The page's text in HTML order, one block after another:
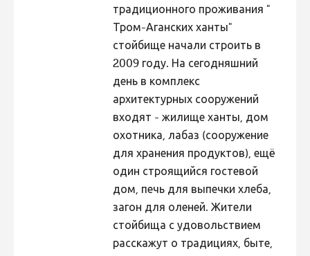
Hiite kuvavõistlus 2012
Hiite kuvavõistlus 2011
Hiite kuvavõistlus 2010
Hiite kuvavõistlus 2008
традиционного проживания "
Тром-Аганских ханты"
стойбище начали строить в
2009 году. На сегодняшний
день в комплекс
архитектурных сооружений
входят - жилище ханты, дом
охотника, лабаз (сооружение
для хранения продуктов), ещё
один строящийся гостевой
дом, печь для выпечки хлеба,
загон для оленей. Жители
стойбища с удовольствием
расскажут о традициях, быте,